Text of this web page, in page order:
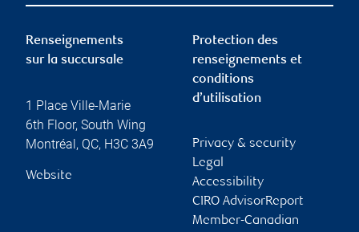
Renseignements
sur la succursale
1 Place Ville-Marie
6th Floor, South Wing
Montréal, QC, H3C 3A9
Website
Protection des
renseignements et
conditions
d’utilisation
Privacy & security
Legal
Accessibility
CIRO AdvisorReport
Member-Canadian